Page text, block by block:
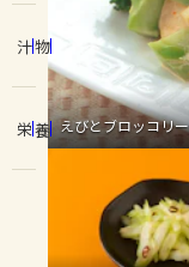
コンテ
レシピ
トーク
よくあ
ピーマン
汁物
栄養 えびとブロッコリ